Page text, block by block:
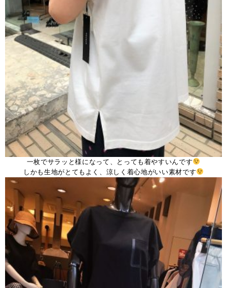
一枚でサラッと様になって、とっても着やすいんです
しかも生地がとてもよく、涼しく着心地がいい素材です